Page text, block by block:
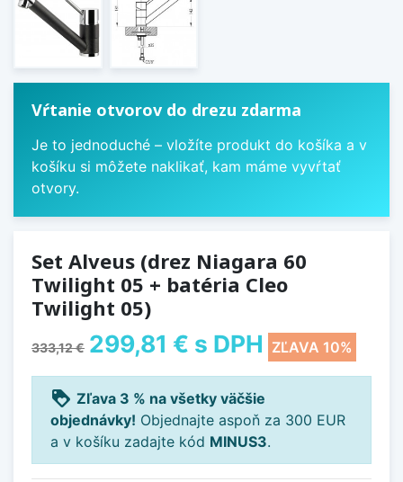
Vŕtanie otvorov do drezu zdarma
Je to jednoduché – vložíte produkt do košíka a v
košíku si môžete naklikať, kam máme vyvŕtať
otvory.
Set Alveus (drez Niagara 60
Twilight 05 + batéria Cleo
Twilight 05)
333,12 € 299,81 € s DPH ZĽAVA 10%
loyalty Zľava 3 % na všetky väčšie
objednávky! Objednajte aspoň za 300 EUR
a v košíku zadajte kód MINUS3.